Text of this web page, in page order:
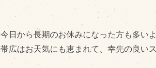
今日から長期のお休みになった方も多いよ
帯広はお天気にも恵まれて、幸先の良い
瑕疵とは
問い合わせ
個人のお客様